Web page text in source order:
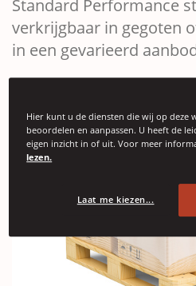
Standard Performance
verkrijgbaar in gegoten
in een gevarieerd
Hier kunt u de diensten die wij op deze
beoordelen en aanpassen. U heeft de
eigen inzicht in of uit. Voor meer
lezen.
Laat me kiezen...